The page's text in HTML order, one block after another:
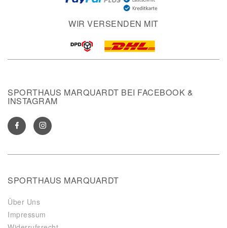
WIR VERSENDEN MIT
SPORTHAUS MARQUARDT BEI FACEBOOK &
INSTAGRAM
SPORTHAUS MARQUARDT
Über Uns
Impressum